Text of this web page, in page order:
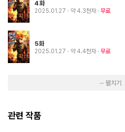
4화
2025.01.27 · 약 4.3천자 무료
5화
2025.01.27 · 약 4.4천자 무료
··· 펼치기
관련 작품